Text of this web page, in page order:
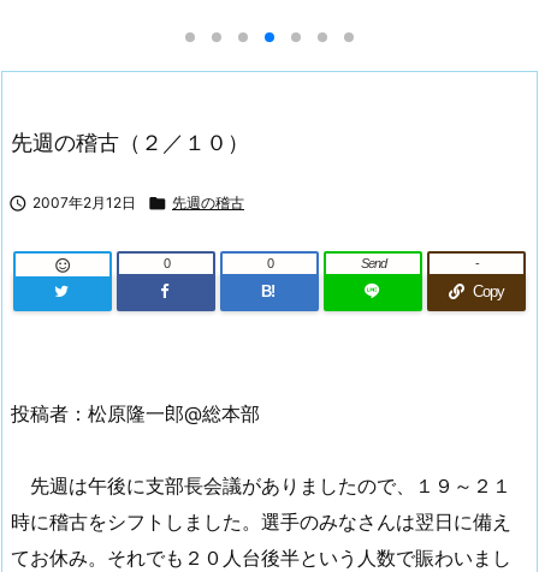
先週の稽古（２／１０）
 2007年2月12日  先週の稽古
 0
B!
0 Send
Copy
-
投稿者：松原隆一郎@総本部
先週は午後に支部長会議がありましたので、１９～２１
時に稽古をシフトしました。選手のみなさんは翌日に備え
てお休み。それでも２０人台後半という人数で賑わいまし